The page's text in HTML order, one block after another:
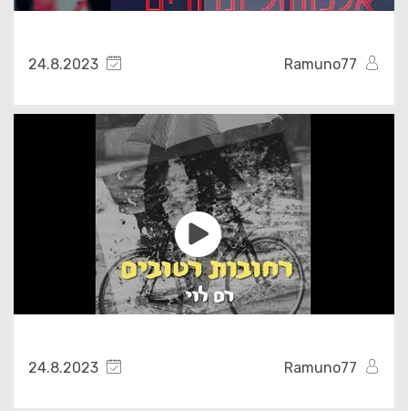
24.8.2023
24.8.2023